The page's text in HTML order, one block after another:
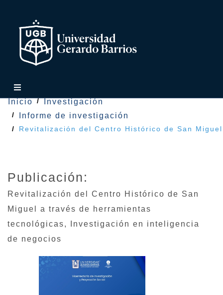
Inicio
Investigación
Informe de investigación
Revitalización del Centro Histórico de San
Publicación:
Revitalización del Centro Histórico de San
Miguel a través de herramientas
tecnológicas, Investigación en inteligencia
de negocios